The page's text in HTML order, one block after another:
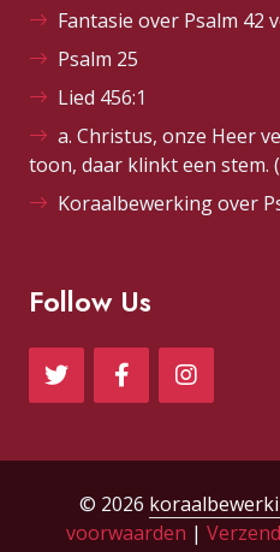
Fantasie over Psalm 42
Psalm 25
Lied 456:1
a. Christus, onze Heer
toon, daar klinkt een stem.
Koraalbewerking over
Follow Us
© 2026
voorwaarden |